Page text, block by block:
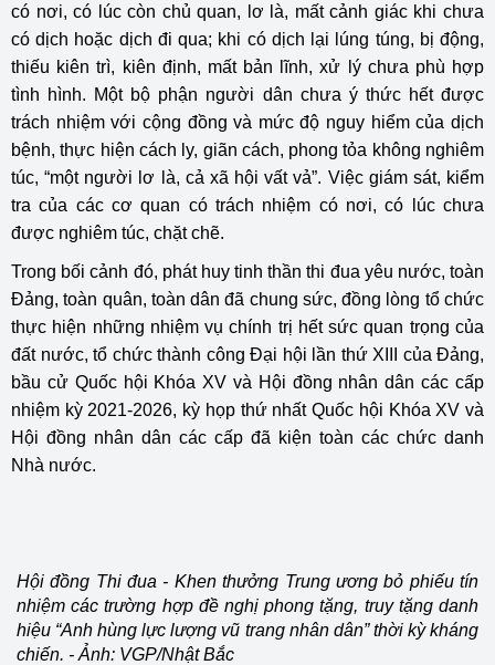
có nơi, có lúc còn chủ quan, lơ là, mất cảnh giác khi chưa
có dịch hoặc dịch đi qua; khi có dịch lại lúng túng, bị động,
thiếu kiên trì, kiên định, mất bản lĩnh, xử lý chưa phù hợp
tình hình. Một bộ phận người dân chưa ý thức hết được
trách nhiệm với cộng đồng và mức độ nguy hiểm của dịch
bệnh, thực hiện cách ly, giãn cách, phong tỏa không nghiêm
túc, “một người lơ là, cả xã hội vất vả”. Việc giám sát, kiểm
tra của các cơ quan có trách nhiệm có nơi, có lúc chưa
được nghiêm túc, chặt chẽ.
Trong bối cảnh đó, phát huy tinh thần thi đua yêu nước, toàn
Đảng, toàn quân, toàn dân đã chung sức, đồng lòng tổ chức
thực hiện những nhiệm vụ chính trị hết sức quan trọng của
đất nước, tổ chức thành công Đại hội lần thứ XIII của Đảng,
bầu cử Quốc hội Khóa XV và Hội đồng nhân dân các cấp
nhiệm kỳ 2021-2026, kỳ họp thứ nhất Quốc hội Khóa XV và
Hội đồng nhân dân các cấp đã kiện toàn các chức danh
Nhà nước.
Hội đồng Thi đua - Khen thưởng Trung ương bỏ phiếu tín
nhiệm các trường hợp đề nghị phong tặng, truy tặng danh
hiệu “Anh hùng lực lượng vũ trang nhân dân” thời kỳ kháng
chiến. - Ảnh: VGP/Nhật Bắc